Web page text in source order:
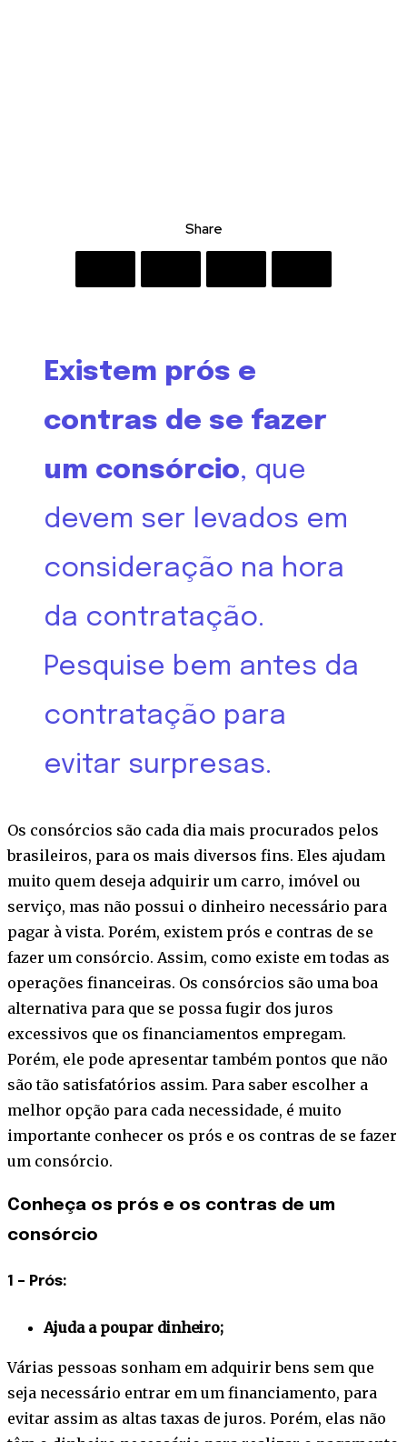
Share
Existem prós e
contras de se fazer
um consórcio, que
devem ser levados em
consideração na hora
da contratação.
Pesquise bem antes da
contratação para
evitar surpresas.
Os consórcios são cada dia mais procurados pelos
brasileiros, para os mais diversos fins. Eles ajudam
muito quem deseja adquirir um carro, imóvel ou
serviço, mas não possui o dinheiro necessário para
pagar à vista. Porém, existem prós e contras de se
fazer um consórcio. Assim, como existe em todas as
operações financeiras. Os consórcios são uma boa
alternativa para que se possa fugir dos juros
excessivos que os financiamentos empregam.
Porém, ele pode apresentar também pontos que não
são tão satisfatórios assim. Para saber escolher a
melhor opção para cada necessidade, é muito
importante conhecer os prós e os contras de se fazer
um consórcio.
Conheça os prós e os contras de um
consórcio
1 – Prós:
Ajuda a poupar dinheiro;
Várias pessoas sonham em adquirir bens sem que
seja necessário entrar em um financiamento, para
evitar assim as altas taxas de juros. Porém, elas não